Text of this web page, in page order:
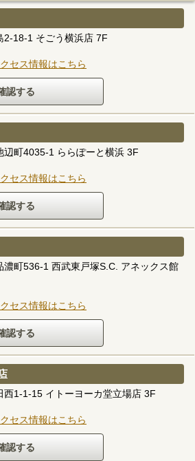
2-18-1 そごう横浜店 7F
セス情報はこちら
辺町4035-1 ららぽーと横浜 3F
セス情報はこちら
濃町536-1 西武東戸塚S.C. アネックス館
セス情報はこちら
西1-1-15 イトーヨーカ堂立場店 3F
セス情報はこちら